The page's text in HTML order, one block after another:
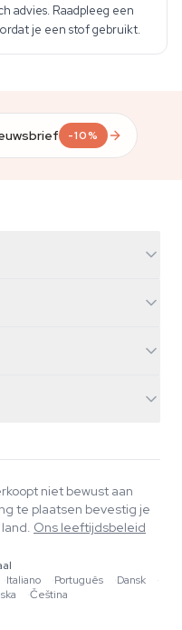
advies. Raadpleeg een
je een stof gebruikt.
-10%
niet bewust aan
te plaatsen bevestig je
Ons leeftijdsbeleid
·Italiano ·Português ·Dansk
·
·Čeština